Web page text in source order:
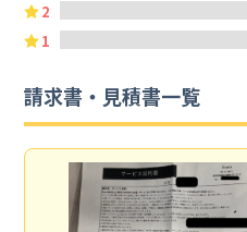
2
1
請求書・見積書一覧